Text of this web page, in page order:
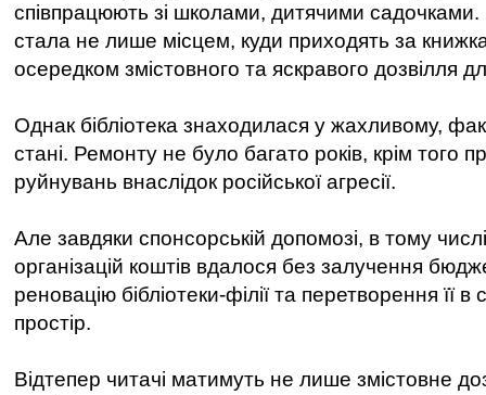
співпрацюють зі школами, дитячими садочками.
стала не лише місцем, куди приходять за
осередком змістовного та яскравого дозвілля
Однак бібліотека знаходилася у жахливому,
стані. Ремонту не було багато років, крім того
руйнувань внаслідок російської агресії.
Але завдяки спонсорській допомозі, в тому
організацій коштів вдалося без залучення
реновацію бібліотеки-філії та перетворення її в
простір.
Відтепер читачі матимуть не лише змістовне